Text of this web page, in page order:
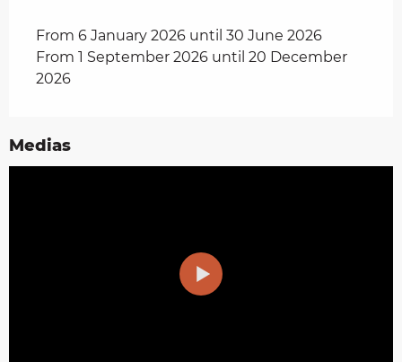
From 6 January 2026 until 30 June 2026
From 1 September 2026 until 20 December
2026
Medias